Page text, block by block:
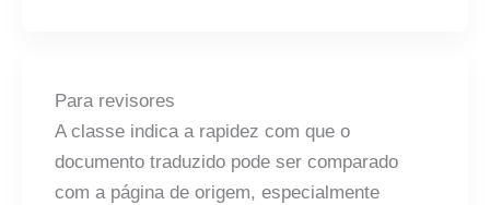
Para revisores
A classe indica a rapidez com que o
documento traduzido pode ser comparado
com a página de origem, especialmente